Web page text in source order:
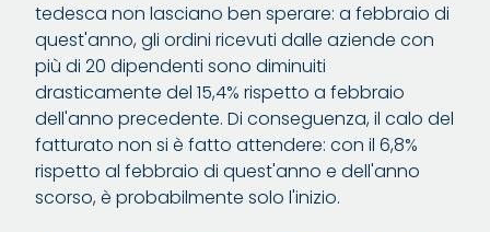
tedesca non lasciano ben sperare: a febbraio di
quest'anno, gli ordini ricevuti dalle aziende con
più di 20 dipendenti sono diminuiti
drasticamente del 15,4% rispetto a febbraio
dell'anno precedente. Di conseguenza, il calo del
fatturato non si è fatto attendere: con il 6,8%
rispetto al febbraio di quest'anno e dell'anno
scorso, è probabilmente solo l'inizio.